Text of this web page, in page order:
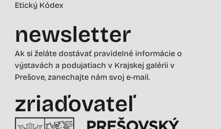
Etický Kódex
newsletter
Ak si želáte dostávať pravidelné informácie o
výstavách a podujatiach v Krajskej galérii v
Prešove, zanechajte nám svoj e-mail.
zriaďovateľ